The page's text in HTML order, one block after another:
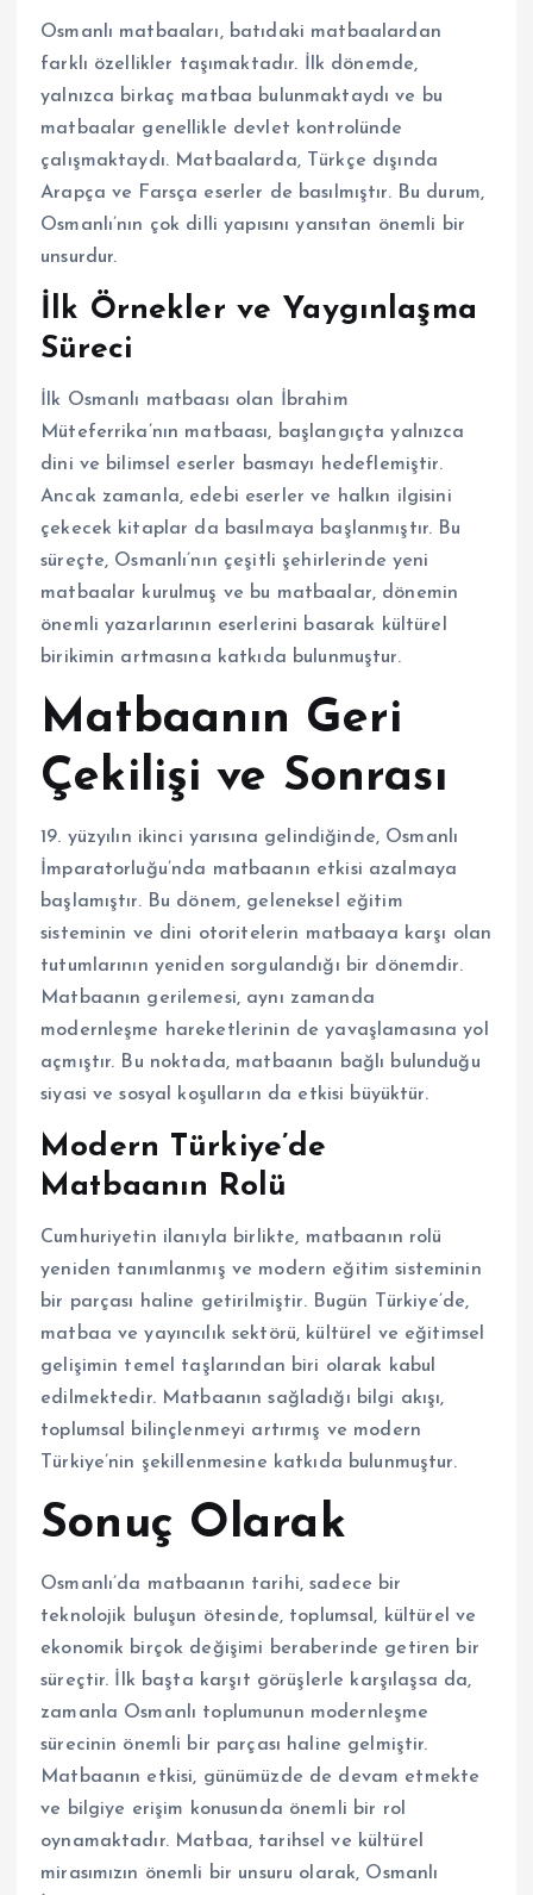
Osmanlı matbaaları, batıdaki matbaalardan
farklı özellikler taşımaktadır. İlk dönemde,
yalnızca birkaç matbaa bulunmaktaydı ve bu
matbaalar genellikle devlet kontrolünde
çalışmaktaydı. Matbaalarda, Türkçe dışında
Arapça ve Farsça eserler de basılmıştır. Bu durum,
Osmanlı’nın çok dilli yapısını yansıtan önemli bir
unsurdur.
İlk Örnekler ve Yaygınlaşma
Süreci
İlk Osmanlı matbaası olan İbrahim
Müteferrika’nın matbaası, başlangıçta yalnızca
dini ve bilimsel eserler basmayı hedeflemiştir.
Ancak zamanla, edebi eserler ve halkın ilgisini
çekecek kitaplar da basılmaya başlanmıştır. Bu
süreçte, Osmanlı’nın çeşitli şehirlerinde yeni
matbaalar kurulmuş ve bu matbaalar, dönemin
önemli yazarlarının eserlerini basarak kültürel
birikimin artmasına katkıda bulunmuştur.
Matbaanın Geri
Çekilişi ve Sonrası
19. yüzyılın ikinci yarısına gelindiğinde, Osmanlı
İmparatorluğu’nda matbaanın etkisi azalmaya
başlamıştır. Bu dönem, geleneksel eğitim
sisteminin ve dini otoritelerin matbaaya karşı olan
tutumlarının yeniden sorgulandığı bir dönemdir.
Matbaanın gerilemesi, aynı zamanda
modernleşme hareketlerinin de yavaşlamasına yol
açmıştır. Bu noktada, matbaanın bağlı bulunduğu
siyasi ve sosyal koşulların da etkisi büyüktür.
Modern Türkiye’de
Matbaanın Rolü
Cumhuriyetin ilanıyla birlikte, matbaanın rolü
yeniden tanımlanmış ve modern eğitim sisteminin
bir parçası haline getirilmiştir. Bugün Türkiye’de,
matbaa ve yayıncılık sektörü, kültürel ve eğitimsel
gelişimin temel taşlarından biri olarak kabul
edilmektedir. Matbaanın sağladığı bilgi akışı,
toplumsal bilinçlenmeyi artırmış ve modern
Türkiye’nin şekillenmesine katkıda bulunmuştur.
Sonuç Olarak
Osmanlı’da matbaanın tarihi, sadece bir
teknolojik buluşun ötesinde, toplumsal, kültürel ve
ekonomik birçok değişimi beraberinde getiren bir
süreçtir. İlk başta karşıt görüşlerle karşılaşsa da,
zamanla Osmanlı toplumunun modernleşme
sürecinin önemli bir parçası haline gelmiştir.
Matbaanın etkisi, günümüzde de devam etmekte
ve bilgiye erişim konusunda önemli bir rol
oynamaktadır. Matbaa, tarihsel ve kültürel
mirasımızın önemli bir unsuru olarak, Osmanlı